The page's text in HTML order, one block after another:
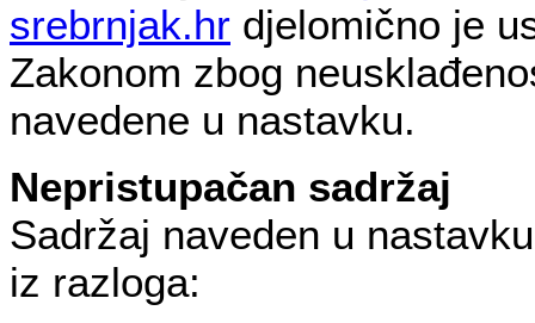
srebrnjak.hr djelomično je
Zakonom zbog
navedene u nastavku.
Nepristupačan sadržaj
Sadržaj naveden u
iz razloga: